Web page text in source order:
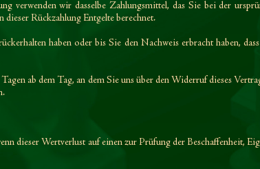
verwenden wir dasselbe Zahlungsmittel, das Sie bei der
dieser Rückzahlung Entgelte berechnet.
haben oder bis Sie den Nachweis erbracht haben,
Tagen ab dem Tag, an dem Sie uns über den Widerruf dieses
dieser Wertverlust auf einen zur Prüfung der Beschaffenheit,